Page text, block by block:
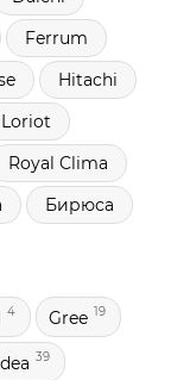
Ferrum
Hitachi
Loriot
Royal Clima
Бирюса
4 Gree 19
39